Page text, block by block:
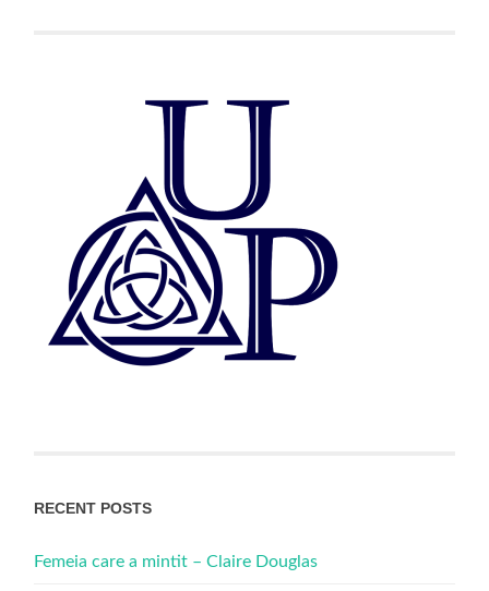
RECENT POSTS
Femeia care a mintit – Claire Douglas